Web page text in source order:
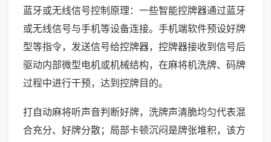
蓝牙或无线信号控制原理：一些智能控牌器通过蓝牙
或无线信号与手机等设备连接。手机端软件预设好牌
型等指令，发送信号给控牌器，控牌器接收到信号后
驱动内部微型电机或机械结构，在麻将机洗牌、码牌
过程中进行干预，达到控牌目的。
打自动麻将听声音判断好牌，洗牌声清脆均匀代表混
合充分、好牌分散；局部卡顿沉闷是牌张堆积，该方